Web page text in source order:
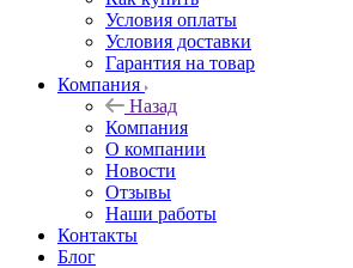
Условия оплаты
Условия доставки
Гарантия на товар
Компания
Назад
Компания
О компании
Новости
Отзывы
Наши работы
Контакты
Блог